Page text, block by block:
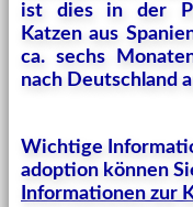
ist dies in der
Katzen aus
ca. sechs
nach Deutschland
Wichtige
adoption können
Informationen zur